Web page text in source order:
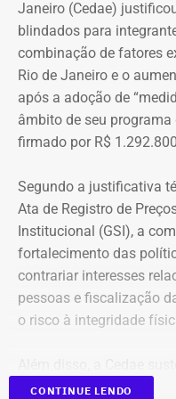
Estado do Rio de
Aumento de
exterior
Entre janeiro de 2022 e
estadual registrou R$
relacionados a diárias.
foram contabilizados
país e R$ 14,68 milhões
O aumento dos gastos
número de viagens: em
21 mil diárias, frente às
Janeiro (Cedae)
blindados para
combinação de fatores
Rio de Janeiro e o
após a adoção de
âmbito de seu
firmado por R$
Segundo a justificativa
Ata de Registro de
Institucional (GSI), a
fortalecimento das
contrariar interesses
pessoas e fiscalização
o risco à integridade
insegurança pública” no
CONTINUE LENDO